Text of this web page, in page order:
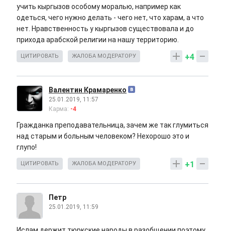
учить кыргызов особому моралью, например как
одеться, чего нужно делать - чего нет, что харам, а что
нет. Нравственность у кыргызов существовала и до
прихода арабской религии на нашу территорию.
+4
ЦИТИРОВАТЬ ЖАЛОБА МОДЕРАТОРУ
Валентин Крамаренко
25.01.2019, 11:57
Карма: -4
Гражданка преподавательница, зачем же так глумиться
над старым и больным человеком? Нехорошо это и
глупо!
+1
ЦИТИРОВАТЬ ЖАЛОБА МОДЕРАТОРУ
Петр
25.01.2019, 11:59